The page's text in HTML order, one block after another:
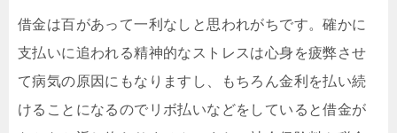
借金は百があって一利なしと思われがちです。確かに
支払いに追われる精神的なストレスは心身を疲弊させ
て病気の原因にもなりますし、もちろん金利を払い続
けることになるのでリボ払いなどをしていると借金が